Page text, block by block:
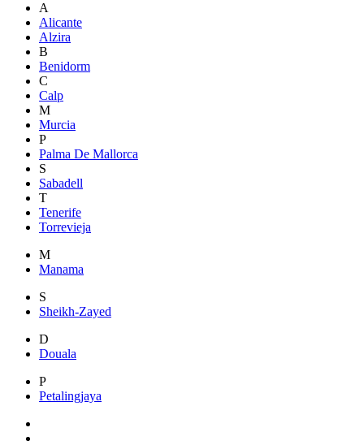
A
Alicante
Alzira
B
Benidorm
C
Calp
M
Murcia
P
Palma De Mallorca
S
Sabadell
T
Tenerife
Torrevieja
M
Manama
S
Sheikh-Zayed
D
Douala
P
Petalingjaya